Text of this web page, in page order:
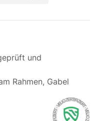
und
Rahmen, Gabel